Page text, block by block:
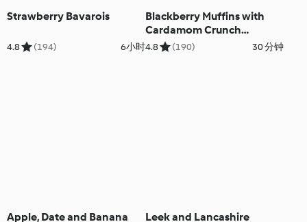
Strawberry Bavarois
4.8 (194) 6小时
Blackberry Muffins with
Cardamom Crunch
Topping
4.8 (190) 30 分钟
Apple, Date and Banana
Leek and Lancashire